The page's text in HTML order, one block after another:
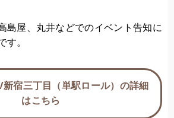
島屋、丸井などでのイベント告知に
す。
宿三丁目（単駅ロール）の詳細
はこちら